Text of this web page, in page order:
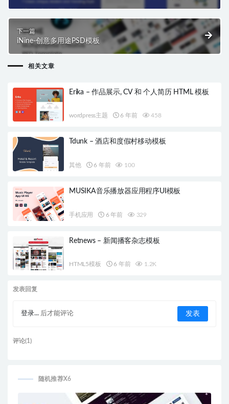
下一篇
iNine-创意多用途PSD模板
相关文章
Erika – 作品展示, CV 和 个人简历 HTML 模板
wordpress主题 6 年前 458
Tdunk – 酒店和度假村移动模板
其他 6 年前 100
MUSIKA音乐播放器应用程序UI模板
手机应用 6 年前 329
Retnews – 新闻播客杂志模板
HTML5模板 6 年前 1.2K
发表回复
登录... 后才能评论
评论(1)
随机推荐X6